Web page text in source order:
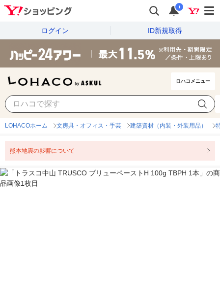
i
ログイン ID新規取得
ロハコメニュー
LOHACOホーム 文房具・オフィス・手芸 建築資材（内装・外装用品）
熊本地震の影響について